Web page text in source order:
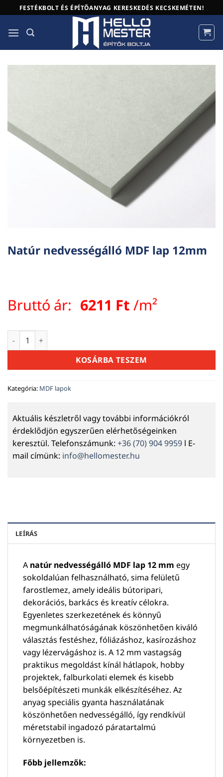
to
content
FESTÉKBOLT ÉS ÉPÍTŐANYAG KERESKEDÉS KECSKEMÉTEN!
Natúr nedvességálló MDF lap 12mm
Bruttó ár: 6211 Ft /m²
Natúr nedvességálló MDF lap 12mm mennyiség
KOSÁRBA TESZEM
Kategória: MDF lapok
Aktuális készletről vagy további információkról
érdeklődjön egyszerűen elérhetőségeinken
keresztül. Telefonszámunk: +36 (70) 904 9959 l E-
mail címünk: info@hellomester.hu
LEÍRÁS
A natúr nedvességálló MDF lap 12 mm egy
sokoldalúan felhasználható, sima felületű
farostlemez, amely ideális bútoripari,
dekorációs, barkács és kreatív célokra.
Egyenletes szerkezetének és könnyű
megmunkálhatóságának köszönhetően kiváló
választás festéshez, fóliázáshoz, kasírozáshoz
vagy lézervágáshoz is. A 12 mm vastagság
praktikus megoldást kínál hátlapok, hobby
projektek, falburkolati elemek és kisebb
belsőépítészeti munkák elkészítéséhez. Az
anyag speciális gyanta használatának
köszönhetően nedvességálló, így rendkívül
méretstabil ingadozó páratartalmú
környezetben is.
Főbb jellemzők: